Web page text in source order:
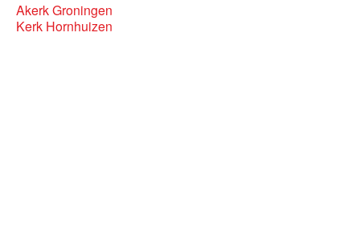
Akerk Groningen
Kerk Hornhuizen